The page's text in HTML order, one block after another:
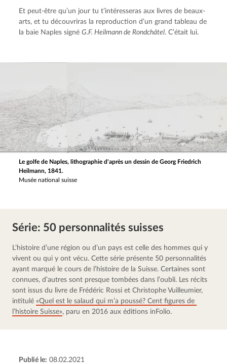
Et peut-être qu’un jour tu t’intéresseras aux livres de beaux-
arts, et tu découvriras la reproduction d’un grand tableau de
la baie Naples signé G.F. Heilmann de Rondchâtel. C’était lui.
Le golfe de Naples, lithographie d'après un dessin de Georg Friedrich
Heilmann, 1841.
Musée national suisse
Série: 50 person­na­li­tés suisses
L’histoire d’une région ou d’un pays est celle des hommes qui y
vivent ou qui y ont vécu. Cette série présente 50 person­na­li­tés
ayant marqué le cours de l’histoire de la Suisse. Certaines sont
connues, d’autres sont presque tombées dans l’oubli. Les récits
sont issus du livre de Frédéric Rossi et Christophe Vuilleu­mier,
intitulé «Quel est le salaud qui m’a poussé? Cent figures de
l’histoire Suisse», paru en 2016 aux éditions inFolio.
Publié le: 08.02.2021